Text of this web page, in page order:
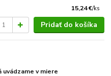
15,24 €/ks
Pridať do košíka
uvádzame v miere